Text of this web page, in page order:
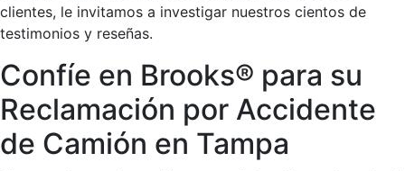
clientes, le invitamos a investigar nuestros cientos de
testimonios y reseñas.
Confíe en Brooks® para su
Reclamación por Accidente
de Camión en Tampa